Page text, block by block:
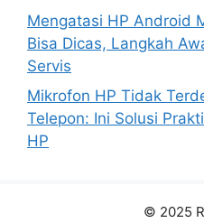
Mengatasi HP Android
Bisa Dicas, Langkah
Servis
Mikrofon HP Tidak
Telepon: Ini Solusi
HP
© 2025